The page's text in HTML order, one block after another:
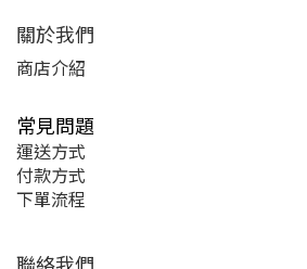
關於我們
商店介紹
常見問題
運送方式
付款方式
下單流程